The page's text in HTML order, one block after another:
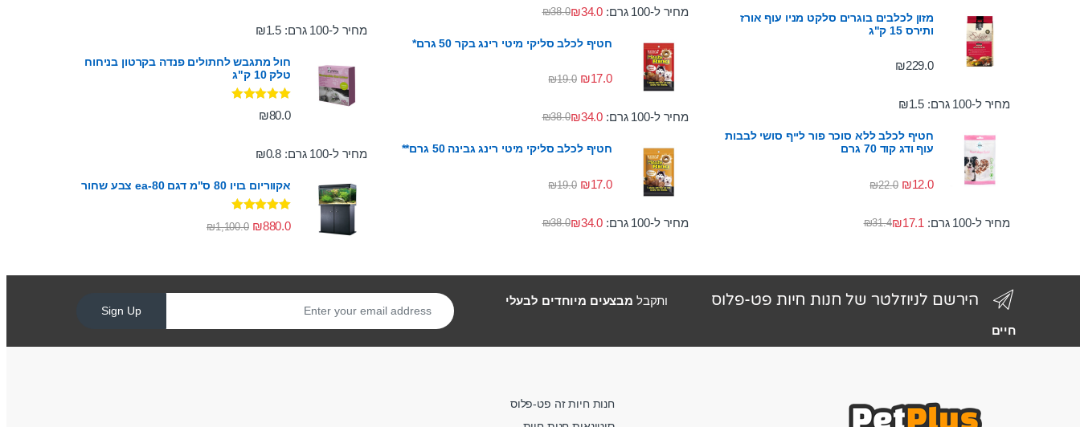
מזון לכלבים בוגרים סלקט מניו עוף אורז
ותירס 15 ק"ג
₪229.0
מחיר ל-100 גרם: ₪1.5
חטיף לכלב ללא סוכר פור לייף סושי לבבות
עוף ודג קוד 70 גרם
₪12.0
₪22.0
מחיר ל-100 גרם: ₪31.4₪17.1
מחיר ל-100 גרם: ₪38.0₪34.0
חטיף לכלב סליקי מיטי רינג בקר 50 גרם*
₪17.0
₪19.0
מחיר ל-100 גרם: ₪38.0₪34.0
חטיף לכלב סליקי מיטי רינג גבינה 50 גרם**
₪17.0
₪19.0
מחיר ל-100 גרם: ₪38.0₪34.0
מחיר ל-100 גרם: ₪1.5
חול מתגבש לחתולים פנדה בקרטון בניחוח
טלק 10 ק"ג
דורג
מתוך 5₪80.0
מחיר ל-100 גרם: ₪0.8
אקווריום בויו 80 ס"מ דגם ea-80 צבע שחור
דורג5.00
מתוך 5 ₪880.0
₪1,100.0
הירשם לניוזלטר של חנות חיות פט-פלוס ותקבל מבצעים מיוחדים לבעלי
חיים
Sign Up
חנות חיות זה פט-פלוס